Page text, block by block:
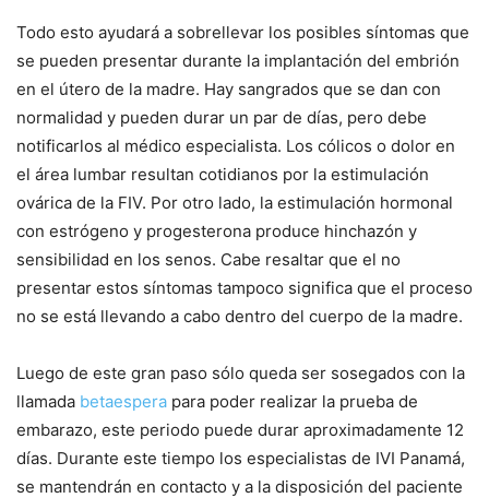
Todo esto ayudará a sobrellevar los posibles síntomas que
se pueden presentar durante la implantación del embrión
en el útero de la madre. Hay sangrados que se dan con
normalidad y pueden durar un par de días, pero debe
notificarlos al médico especialista. Los cólicos o dolor en
el área lumbar resultan cotidianos por la estimulación
ovárica de la FIV. Por otro lado, la estimulación hormonal
con estrógeno y progesterona produce hinchazón y
sensibilidad en los senos. Cabe resaltar que el no
presentar estos síntomas tampoco significa que el proceso
no se está llevando a cabo dentro del cuerpo de la madre.
Luego de este gran paso sólo queda ser sosegados con la
llamada betaespera para poder realizar la prueba de
embarazo, este periodo puede durar aproximadamente 12
días. Durante este tiempo los especialistas de IVI Panamá,
se mantendrán en contacto y a la disposición del paciente